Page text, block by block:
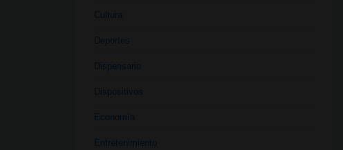
Cultura
Deportes
Dispensario
Dispositivos
Economía
Entretenimiento